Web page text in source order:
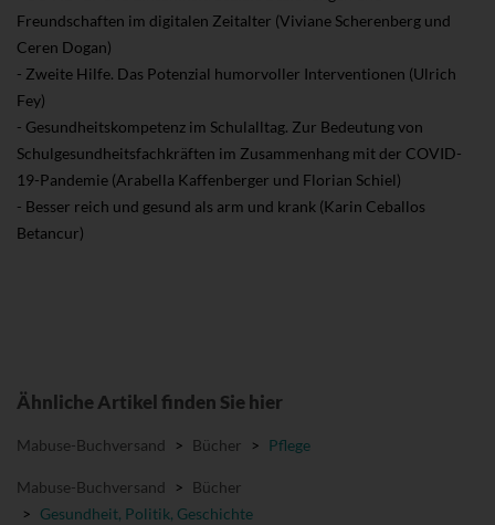
Freundschaften im digitalen Zeitalter (Viviane Scherenberg und
Ceren Dogan)
- Zweite Hilfe. Das Potenzial humorvoller Interventionen (Ulrich
Fey)
- Gesundheitskompetenz im Schulalltag. Zur Bedeutung von
Schulgesundheitsfachkräften im Zusammenhang mit der COVID-
19-Pandemie (Arabella Kaffenberger und Florian Schiel)
- Besser reich und gesund als arm und krank (Karin Ceballos
Betancur)
Ähnliche Artikel finden Sie hier
Mabuse-Buchversand > Bücher > Pflege
Mabuse-Buchversand > Bücher
> Gesundheit, Politik, Geschichte